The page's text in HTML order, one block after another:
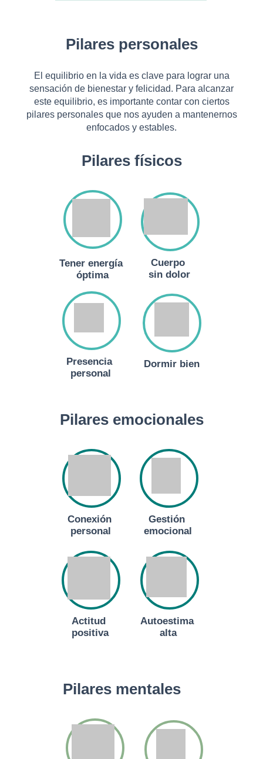
Pilares personales
El equilibrio en la vida es clave para lograr una
sensación de bienestar y felicidad. Para alcanzar
este equilibrio, es importante contar con ciertos
pilares personales que nos ayuden a mantenernos
enfocados y estables.
Pilares físicos
Cuerpo
sin dolor
Tener energía
óptima
Presencia
personal
Dormir bien
Pilares emocionales
Conexión
personal
Gestión
emocional
Actitud
positiva
Autoestima
alta
Pilares mentales